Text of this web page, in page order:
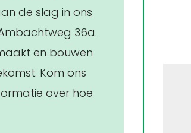
de slag in ons
36a.
en bouwen
Kom ons
over hoe